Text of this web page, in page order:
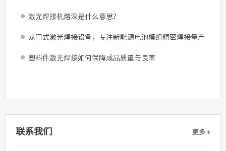
激光焊接机熔深是什么意思？
龙门式激光焊接设备，专注新能源电池模组精密焊接量产
塑料件激光焊接如何保障成品质量与良率
联系我们 更多 +